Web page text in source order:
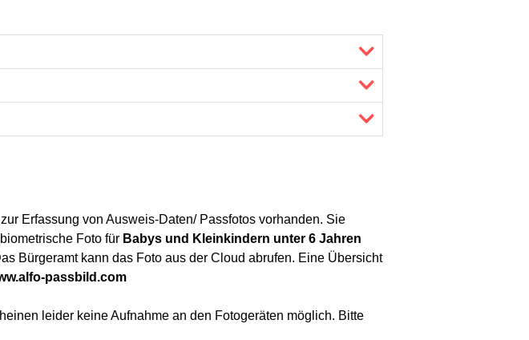
Erfassung von Ausweis-Daten/ Passfotos vorhanden. Sie
Foto für Babys und Kleinkindern unter 6 Jahren
Bürgeramt kann das Foto aus der Cloud abrufen. Eine Übersicht
passbild.com
leider keine Aufnahme an den Fotogeräten möglich. Bitte